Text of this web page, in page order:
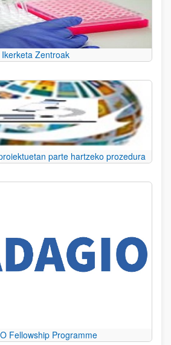
Ikerketa Zentroak
parte hartzeko prozedura
Fellowship Programme